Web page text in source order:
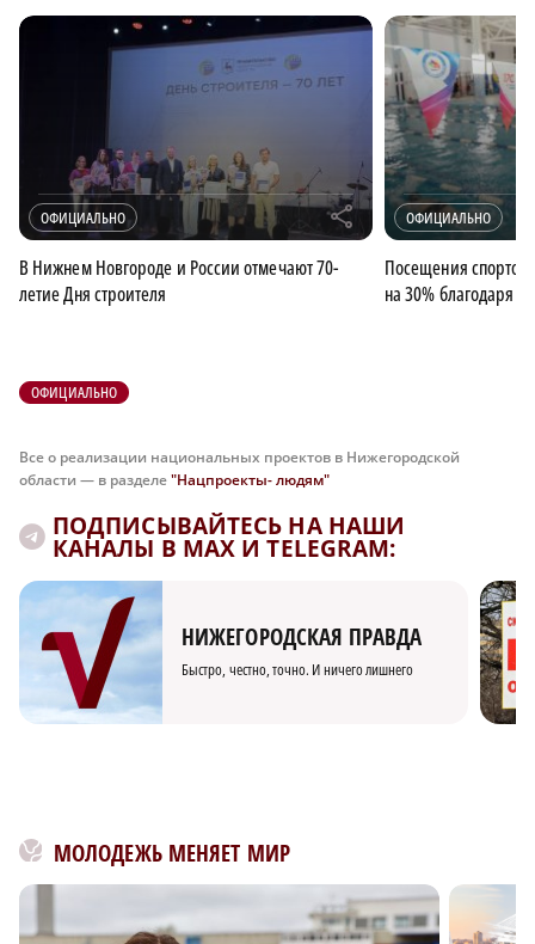
ОФИЦИАЛЬНО r
В Нижнем Новгороде и России отмечают 70-
летие Дня строителя
ОФИЦИАЛЬНО
Посещения
на 30% благодаря
ОФИЦИАЛЬНО
Все о реализации национальных проектов в Нижегородской
области — в разделе"Нацпроекты- людям"
ПОДПИСЫВАЙТЕСЬ НА НАШИ
КАНАЛЫ В MAX И TELEGRAM:
НИЖЕГОРОДСКАЯ ПРАВДА
Быстро, честно, точно. И ничего лишнего
МОЛОДЕЖЬ МЕНЯЕТ МИР